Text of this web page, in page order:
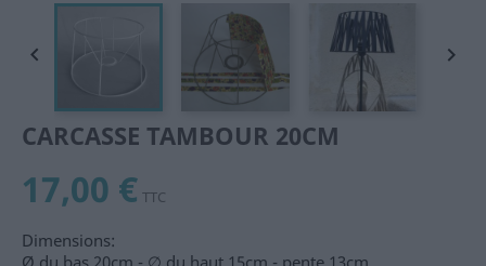
 
CARCASSE TAMBOUR 20CM
17,00 € TTC
Dimensions:
Ø du bas 20cm - ∅ du haut 15cm - pente 13cm